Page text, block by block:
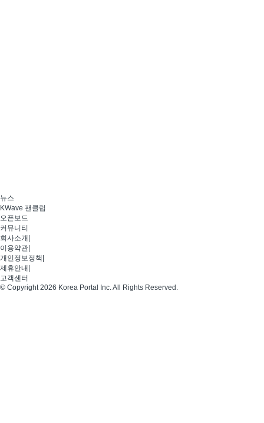
뉴스
KWave 팬클럽
오픈보드
커뮤니티
회사소개
이용약관
개인정보정책
제휴안내
고객센터
© Copyright 2026 Korea Portal Inc. All Rights Reserved.